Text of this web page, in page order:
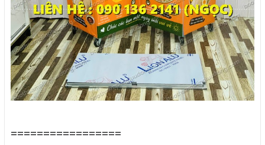
=================